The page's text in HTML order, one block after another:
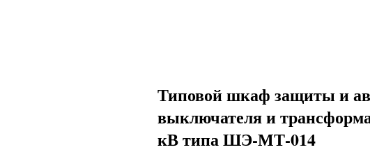
Типовой шкаф защиты и
выключателя и
кВ типа ШЭ-МТ-014